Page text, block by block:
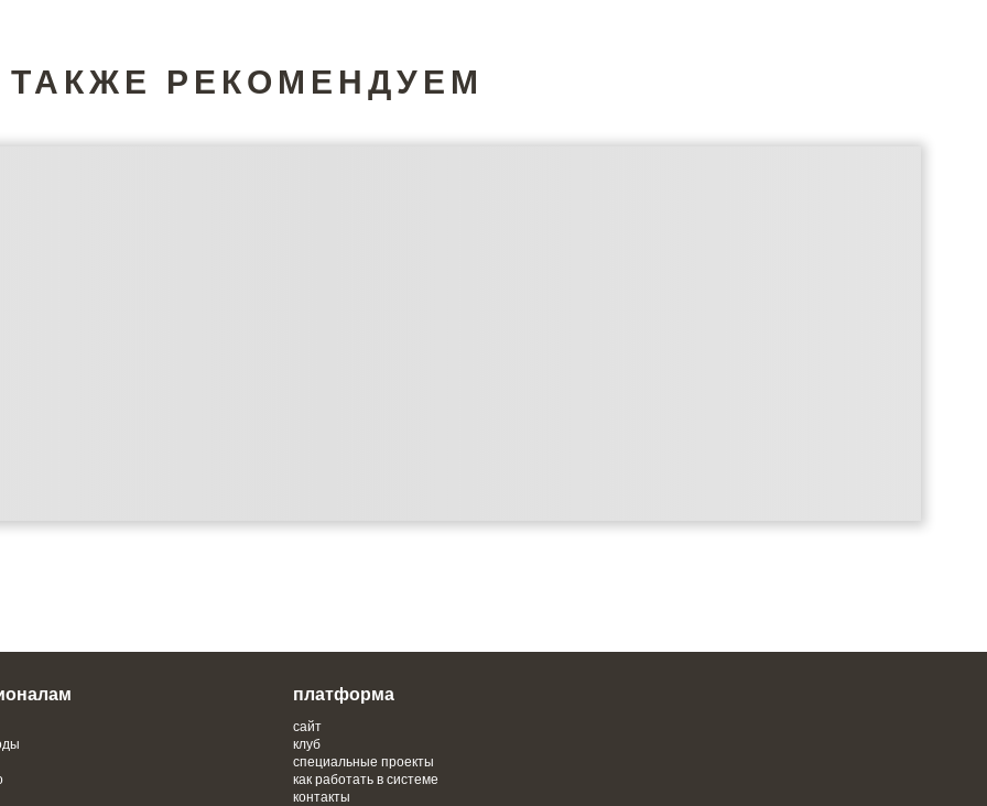
ТАКЖЕ РЕКОМЕНДУЕМ
платформа
сайт
клуб
специальные проекты
как работать в системе
контакты